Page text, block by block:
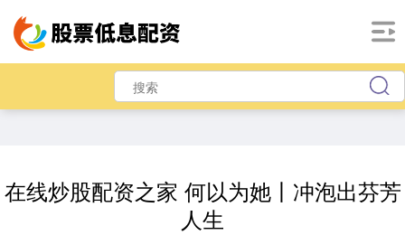
在线炒股配资之家 何以为她丨冲泡出芬芳
人生